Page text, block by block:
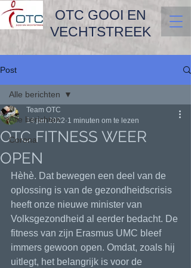
OTC GOOI EN
VECHTSTREEK
Post
Alle berichten
Corona
Alle berichten
OTC FITNESS WEER
OPEN
Team OTC
14 jan 2022 1 minuten om te lezen
Hèhè. Dat bewegen een deel van de
oplossing is van de gezondheidscrisis
heeft onze nieuwe minister van
Volksgezondheid al eerder bedacht. De
fitness van zijn Erasmus UMC bleef
immers gewoon open. Omdat, zoals hij
uitlegt, het belangrijk is voor de